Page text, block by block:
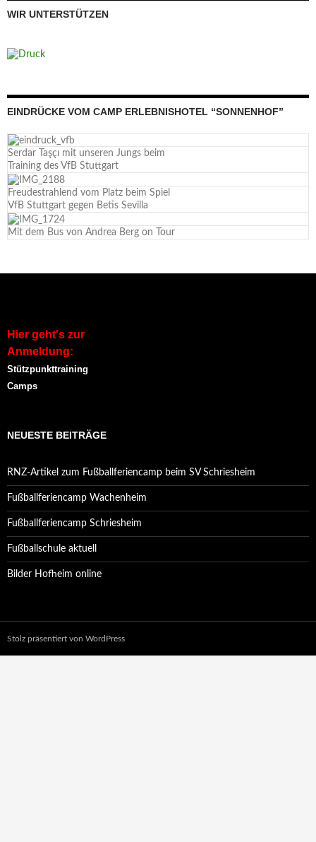
WIR UNTERSTÜTZEN
EINDRÜCKE VOM CAMP ERLEBNISHOTEL “SONNENHOF”
Serdar Taşçı mit unseren Jungs beim
Training des VfB Stuttgart
Freudestrahlend vom Platz beim Spiel
VfB Stuttgart gegen Betis Sevilla
Mit dem Bus von Andrea Berg on Tour
Hier geht's zur
Anmeldung:
Stützpunkttraining
Camps
NEUESTE BEITRÄGE
RNZ-Artikel zum Fußballferiencamp beim SV Schriesheim
Fußballferiencamp Wachenheim
Fußballferiencamp Schriesheim
Fußballschule aktuell
Bilder Hofheim online
Stolz präsentiert von WordPress